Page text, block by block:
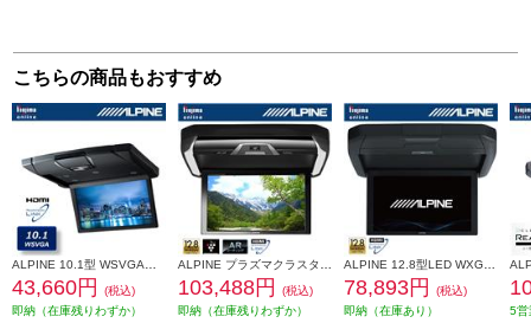
こちらの商品もおすすめ
43,660円
(税込)
即納（在庫残りわずか）
103,488円
(税込)
即納（在庫残りわずか）
78,893円
(税込)
即納（在庫あり）
5営